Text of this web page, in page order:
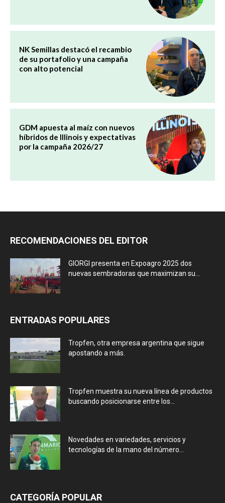
NK Semillas destacó el recambio
de su portafolio y una campaña
con alto potencial
GDM apuesta al maíz con nuevos
híbridos de Illinois y expectativas
por la campaña 2026/27
RECOMENDACIONES DEL EDITOR
GIORGI presenta en Expoagro 2025 dos
nuevas sembradoras que maximizan su...
ENTRADAS POPULARES
Tropfen, otra empresa argentina que sigue
apostando a más.
Tropfen muestra su nueva línea de productos
buscando posicionarse entre los...
Novedades en variedades, servicios y
tecnologías de la mano del número...
CATEGORÍA POPULAR